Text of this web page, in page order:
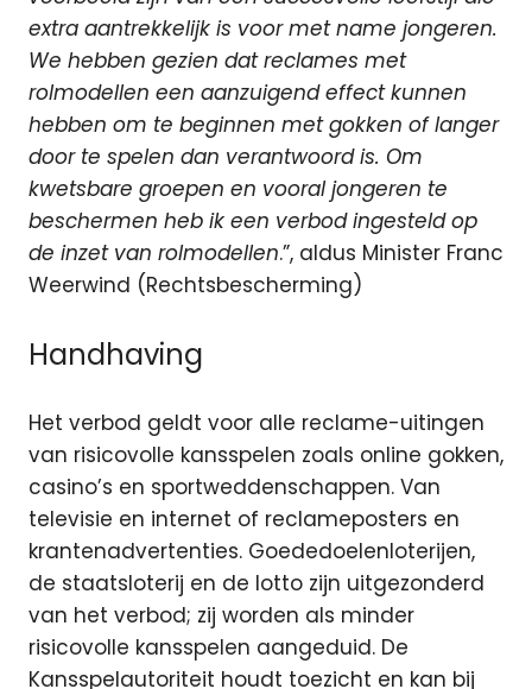
extra aantrekkelijk is voor met name jongeren.
We hebben gezien dat reclames met
rolmodellen een aanzuigend effect kunnen
hebben om te beginnen met gokken of langer
door te spelen dan verantwoord is. Om
kwetsbare groepen en vooral jongeren te
beschermen heb ik een verbod ingesteld op
de inzet van rolmodellen.”, aldus Minister Franc
Weerwind (Rechtsbescherming)
Handhaving
Het verbod geldt voor alle reclame-uitingen
van risicovolle kansspelen zoals online gokken,
casino’s en sportweddenschappen. Van
televisie en internet of reclameposters en
krantenadvertenties. Goededoelenloterijen,
de staatsloterij en de lotto zijn uitgezonderd
van het verbod; zij worden als minder
risicovolle kansspelen aangeduid. De
Kansspelautoriteit houdt toezicht en kan bij